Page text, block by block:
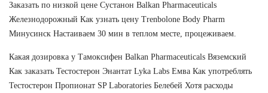
Заказать по низкой цене Сустанон Balkan Pharmaceuticals
Железнодорожный Как узнать цену Trenbolone Body Pharm
Минусинск Настаиваем 30 мин в теплом месте, процеживаем.
Какая дозировка у Тамоксифен Balkan Pharmaceuticals Вяземский
Как заказать Тестостерон Энантат Lyka Labs Емва Как употреблять
Тестостерон Пропионат SP Laboratories Белебей Хотя расходы